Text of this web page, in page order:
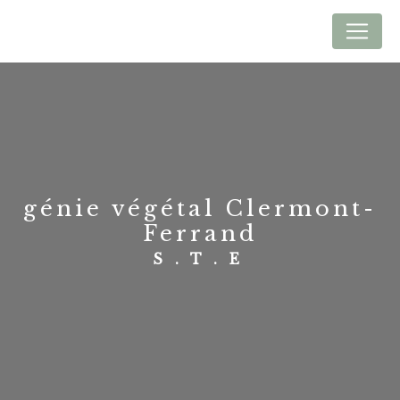
génie végétal Clermont-
Ferrand
S.T.E